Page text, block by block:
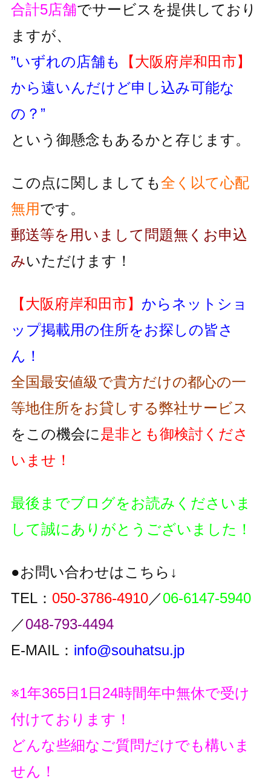
合計5店舗でサービスを提供しており
ますが、
”いずれの店舗も
【大阪府岸和田市】
から遠いんだけど申し込み可能な
の？”
という御懸念もあるかと存じます。
この点に関しましても全く以て心配
無用です。
郵送等を用いまして問題無くお申込
みいただけます！
【大阪府岸和田市】 からネットショ
ップ掲載用の住所をお探しの皆さ
ん！
全国最安値級で貴方だけの都心の一
等地住所をお貸しする弊社サービス
をこの機会に是非とも御検討くださ
いませ！
最後までブログをお読みくださいま
して誠にありがとうございました！
●お問い合わせはこちら↓
TEL： 050-3786-4910／06-6147-5940
／048-793-4494
E-MAIL： info@souhatsu.jp
※1年365日1日24時間年中無休で受け
付けております！
どんな些細なご質問だけでも構いま
せん！